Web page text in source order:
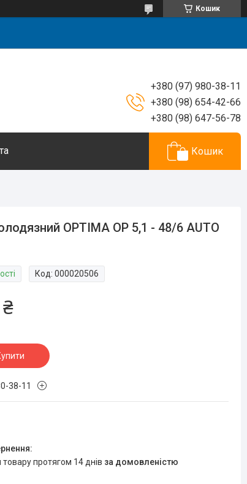
Кошик
+380 (97) 980-38-11
+380 (98) 654-42-66
+380 (98) 647-56-78
Кошик
OPTIMA OP 5,1 - 48/6 AUTO
Код:000020506
38-11
товару протягом 14 днів за домовленістю